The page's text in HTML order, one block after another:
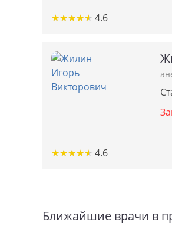
★★★★★
★★★★★ 4.6
★★★★★
★★★★★ 4.6
Ближайшие врачи в